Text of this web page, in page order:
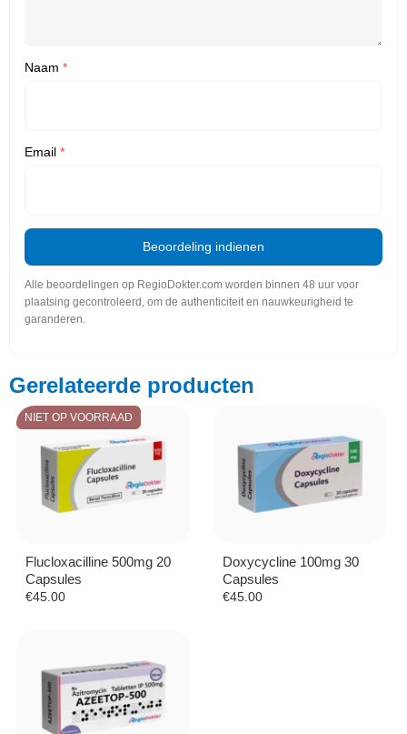
Naam *
Email *
Beoordeling indienen
Alle beoordelingen op RegioDokter.com worden binnen 48 uur voor
plaatsing gecontroleerd, om de authenticiteit en nauwkeurigheid te
garanderen.
Gerelateerde producten
NIET OP VOORRAAD
Flucloxacilline 500mg 20
Capsules
€45.00
Doxycycline 100mg 30
Capsules
€45.00